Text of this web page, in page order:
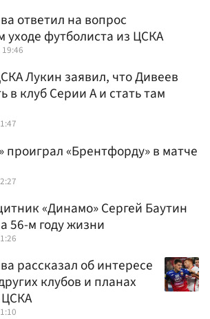
ответил на вопрос
уходе футболиста из ЦСКА
Лукин заявил, что Дивеев
в клуб Серии А и стать там
проиграл «Брентфорду» в матче
«Динамо» Сергей Баутин
56-м году жизни
рассказал об интересе
клубов и планах